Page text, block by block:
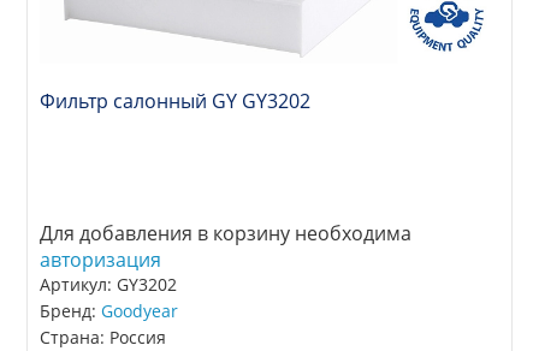
Фильтр салонный GY GY3202
Для добавления в корзину необходима
авторизация
Артикул: GY3202
Бренд:Goodyear
Страна: Россия